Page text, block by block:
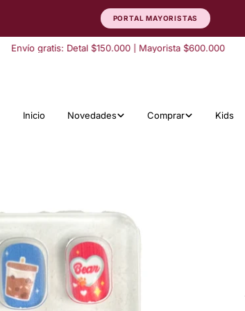
PORTAL MAYORISTAS
gratis: Detal $150.000 | Mayorista $600.000
Inicio Novedades Comprar Kids